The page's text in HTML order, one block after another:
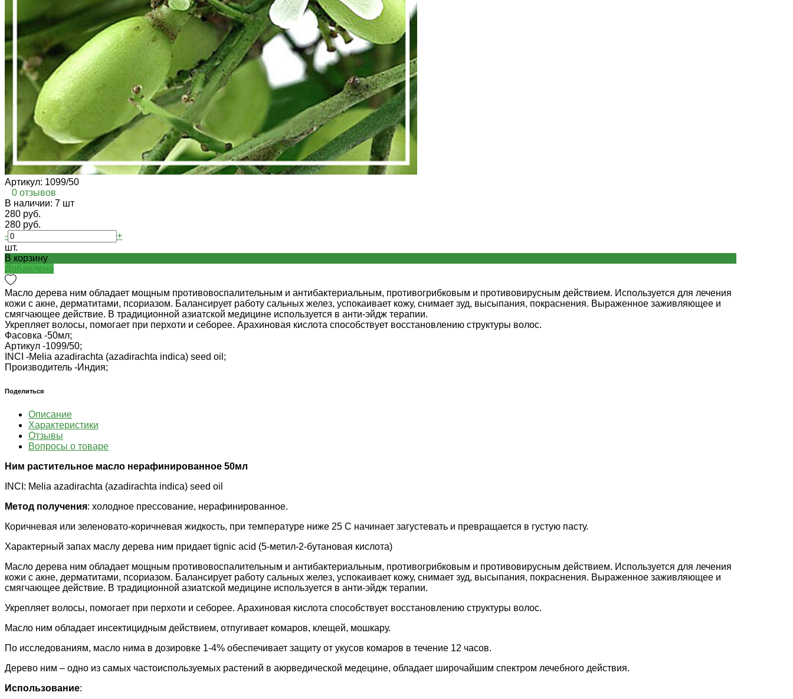
Артикул: 1099/50
0 отзывов
В наличии: 7 шт
280 руб.
280 руб.
-
+
шт.
В корзину
Добавлено
Масло дерева ним обладает мощным противовоспалительным и антибактериальным, противогрибковым и противовирусным действием. Используется для лечения
кожи с акне, дерматитами, псориазом. Балансирует работу сальных желез, успокаивает кожу, снимает зуд, высыпания, покраснения. Выраженное заживляющее и
смягчающее действие. В традиционной азиатской медицине используется в анти-эйдж терапии.
Укрепляет волосы, помогает при перхоти и себорее. Арахиновая кислота способствует восстановлению структуры волос.
Фасовка -50мл;
Артикул -1099/50;
INCI -Melia azadirachta (azadirachta indica) seed oil;
Производитель -Индия;
Поделиться
Описание
Характеристики
Отзывы
Вопросы о товаре
Ним растительное масло нерафинированное 50мл
INCI: Melia azadirachta (azadirachta indica) seed oil
Метод получения: холодное прессование, нерафинированное.
Коричневая или зеленовато-коричневая жидкость, при температуре ниже 25 С начинает загустевать и превращается в густую пасту.
Характерный запах маслу дерева ним придает tignic acid (5-метил-2-бутановая кислота)
Масло дерева ним обладает мощным противовоспалительным и антибактериальным, противогрибковым и противовирусным действием. Используется для лечения
кожи с акне, дерматитами, псориазом. Балансирует работу сальных желез, успокаивает кожу, снимает зуд, высыпания, покраснения. Выраженное заживляющее и
смягчающее действие. В традиционной азиатской медицине используется в анти-эйдж терапии.
Укрепляет волосы, помогает при перхоти и себорее. Арахиновая кислота способствует восстановлению структуры волос.
Масло ним обладает инсектицидным действием, отпугивает комаров, клещей, мошкару.
По исследованиям, масло нима в дозировке 1-4% обеспечивает защиту от укусов комаров в течение 12 часов.
Дерево ним – одно из самых частоиспользуемых растений в аюрведической медецине, обладает широчайшим спектром лечебного действия.
Использование: